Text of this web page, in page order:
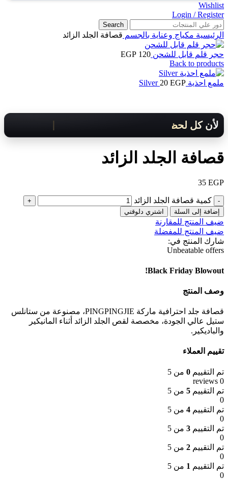
Wishlist
Login / Register
Search
الرئيسية مكياج وعناية بالجسم قصافة الجلد الزائد
حجر قلم قابل للشحن 120
EGP
Back to products
ملمع احذية Silver 20 EGP
لأن كل لحظة مهمة .. هنوصلك بسرعة!
قصافة الجلد الزائد
35 EGP
كمية قصافة الجلد الزائد
إضافة إلى السلة اشتري دلوقتي
ضيف المنتج للمقارنة
ضيف المنتج للمفضلة
شارك المنتج في:
Unbeatable offers
Black Friday Blowout!
وصف المنتج
قصافة جلد احترافية ماركة PINGPINGJIE، مصنوعة من ستانلس
ستيل عالي الجودة، مخصصة لقص الجلد الزائد أثناء المانيكير
والباديكير.
تقييم العملاء
تم التقييم 0 من 5
0 reviews
تم التقييم 5 من 5
0
تم التقييم 4 من 5
0
تم التقييم 3 من 5
0
تم التقييم 2 من 5
0
تم التقييم 1 من 5
0